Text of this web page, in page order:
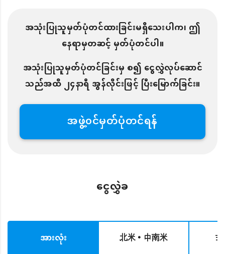
အသုံးပြုသူမှတ်ပုံတင်ထားခြင်းမရှိသေးပါက၊ ဤ
နေရာမှတဆင့် မှတ်ပုံတင်ပါ။
အသုံးပြုသူမှတ်ပုံတင်ခြင်းမှ စ၍ ငွေလွှဲလုပ်ဆောင်
သည်အထိ ၂၄နာရီ အွန်လိုင်းဖြင့် ပြီးမြောက်ခြင်း။
အဖွဲ့၀င်မှတ်ပုံတင်ရန်
ငွေလွှဲခ
အားလုံး 北米・中南米